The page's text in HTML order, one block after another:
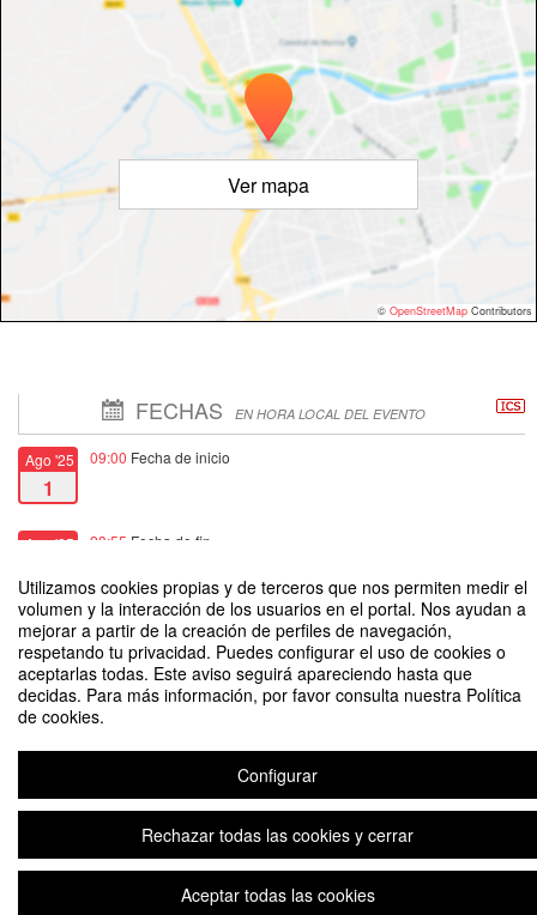
Utilizamos cookies propias y de terceros que nos permiten medir el
volumen y la interacción de los usuarios en el portal. Nos ayudan a
mejorar a partir de la creación de perfiles de navegación,
respetando tu privacidad. Puedes configurar el uso de cookies o
aceptarlas todas. Este aviso seguirá apareciendo hasta que
decidas. Para más información, por favor consulta nuestra Política
de cookies.
Configurar
Rechazar todas las cookies y cerrar
Aceptar todas las cookies
Ver mapa
© OpenStreetMap Contributors
FECHAS EN HORA LOCAL DEL EVENTO
Ago '25
1
09:00 Fecha de inicio
Ago '25 23:55 Fecha de fin
Curso Santander Teaching with Purpose - ONLINE
Aviso legal|Contacto
Plataforma de organización de eventos Symposium
Copyright © 2026